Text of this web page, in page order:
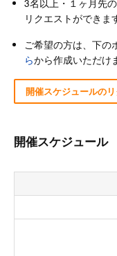
3名以上・１ヶ月先
リクエストができま
ご希望の方は、下の
らから作成いただけ
開催スケジュールの
開催スケジュール